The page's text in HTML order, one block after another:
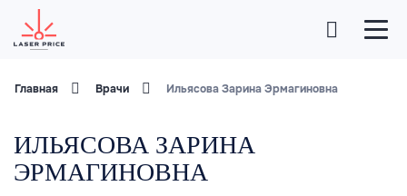
Главная Врачи Ильясова Зарина Эрмагиновна
ИЛЬЯСОВА ЗАРИНА
ЭРМАГИНОВНА